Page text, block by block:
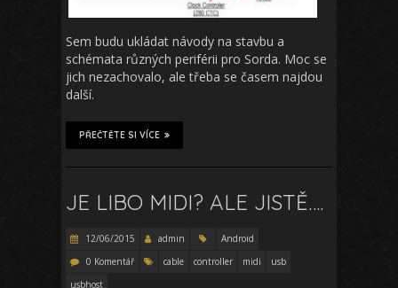
Sem budu ukládat návody na stavbu a
schémata různých periférii pro Sorda. Moc se
jich nezachovalo, ale třeba se časem najdou
další.
PŘEČTĚTE SI VÍCE
JE LIBO MIDI? ALE JISTĚ….
12/06/2015 admin
Android
0 Komentář
cable controller midi
usb
usbhost